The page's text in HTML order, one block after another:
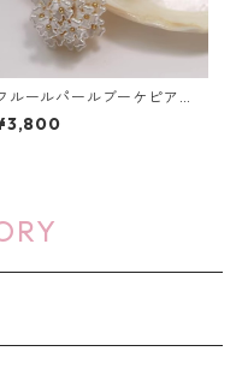
ルールパールブーケピア
：664